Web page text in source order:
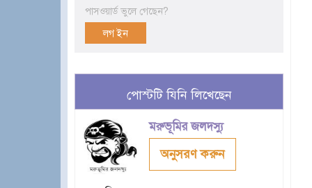
পাসওয়ার্ড ভুলে গেছেন?
পোস্টটি যিনি লিখেছেন
মরুভূমির জলদস্যু
অনুসরণ করুন